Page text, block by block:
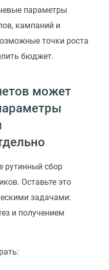
параметры
кампаний и
точки роста
бюджет.
может
рутинный сбор
Оставьте это
задачами:
и получением